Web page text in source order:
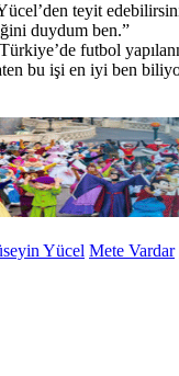
teyit
duydum ben.”
futbol
bu işi en iyi ben
Yücel Mete Vardar